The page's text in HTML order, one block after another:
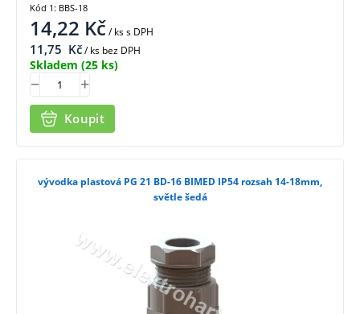
14,22 Kč/ kss DPH
11,75 Kč/ ks bez DPH
Skladem (25 ks)
Koupit
Kód 1: BBS-18
vývodka plastová PG 21 BD-16 BIMED IP54 rozsah 14-18mm,
světle šedá